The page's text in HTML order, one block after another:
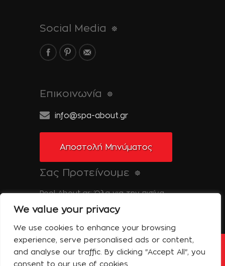
We value your privacy
We use cookies to enhance your browsing
experience, serve personalised ads or content,
and analyse our traffic. By clicking "Accept All", you
consent to our use of cookies.
Social Media
Επικοινωνία
info@spa-about.gr
Αποστολή Μηνύματος
Σας Προτείνουμε
Pool-About.gr: Όλα για την πισίνα
Tinos-About.gr: Ανακαλύψτε την Τήνο
Copyright © 2014 Spa About | All Rights
Reserved | Powered by Shell-iT